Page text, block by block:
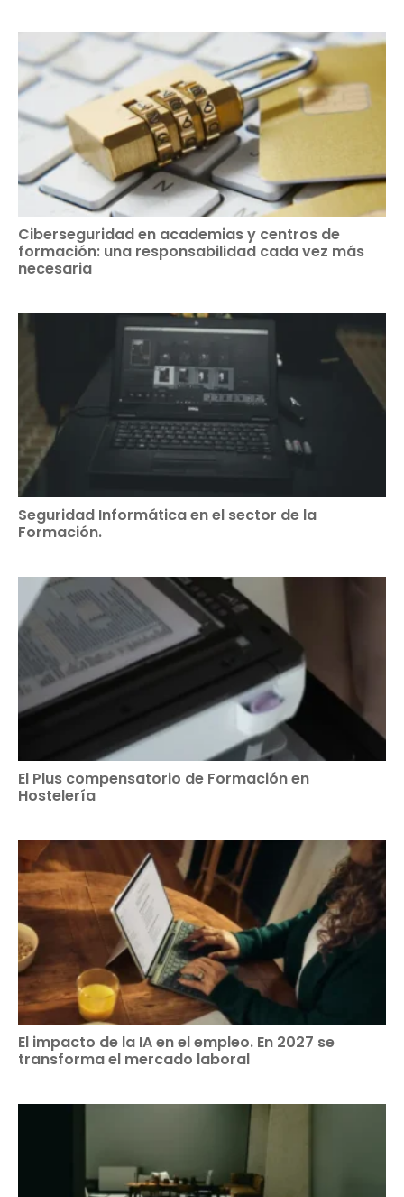
Ciberseguridad en academias y centros de
formación: una responsabilidad cada vez más
necesaria
Seguridad Informática en el sector de la
Formación.
El Plus compensatorio de Formación en
Hostelería
El impacto de la IA en el empleo. En 2027 se
transforma el mercado laboral